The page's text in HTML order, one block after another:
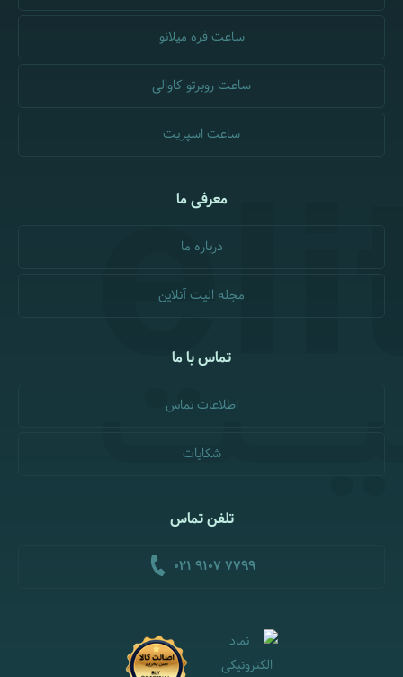
ساعت فره میلانو
ساعت روبرتو کاوالی
ساعت اسپریت
معرفی ما
درباره ما
مجله الیت آنلاین
تماس با ما
اطلاعات تماس
شکایات
تلفن تماس
021 9107 7799